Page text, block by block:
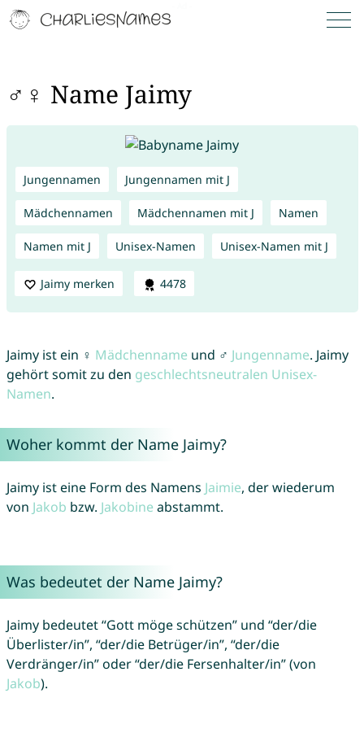
♂♀ Name Jaimy
Jungennamen Jungennamen mit J
Mädchennamen Mädchennamen mit J Namen
Namen mit J Unisex-Namen Unisex-Namen mit J
Jaimy merken 4478
Jaimy ist ein ♀ Mädchenname und ♂ Jungenname. Jaimy
gehört somit zu den geschlechtsneutralen Unisex-
Namen.
Woher kommt der Name Jaimy?
Jaimy ist eine Form des Namens Jaimie, der wiederum
von Jakob bzw. Jakobine abstammt.
Was bedeutet der Name Jaimy?
Jaimy bedeutet “Gott möge schützen” und “der/die
Überlister/in”, “der/die Betrüger/in”, “der/die
Verdränger/in” oder “der/die Fersenhalter/in” (von
Jakob).